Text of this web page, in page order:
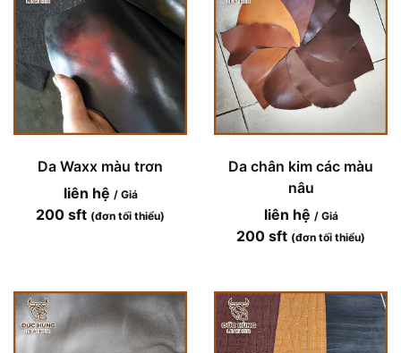
Da Waxx màu trơn
liên hệ / Giá
200 sft (đơn tối thiểu)
Da chân kim các màu
nâu
liên hệ / Giá
200 sft (đơn tối thiểu)